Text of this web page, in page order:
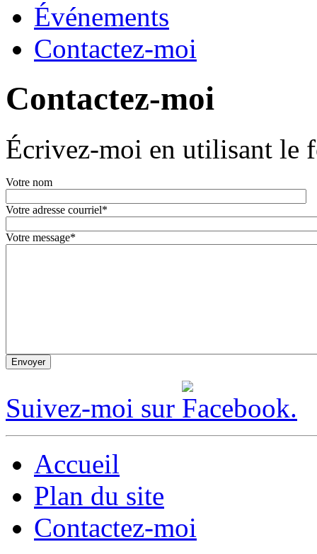
Événements
Contactez-moi
Contactez-moi
Écrivez-moi en utilisant le
Votre nom
Votre adresse courriel*
Votre message*
Suivez-moi sur
Accueil
Plan du site
Contactez-moi